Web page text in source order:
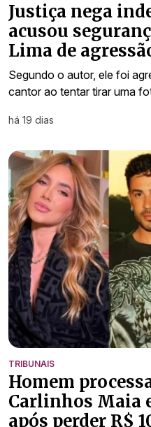
Justiça nega
acusou
Lima de
Segundo o autor, ele foi
cantor ao tentar tirar uma
há 19 dias
TRIBUNAIS
Homem
Carlinhos Maia
após perder R$